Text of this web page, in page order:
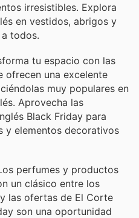
irresistibles. Explora
en vestidos, abrigos y
todos.
tu espacio con las
ofrecen una excelente
muy populares en
Aprovecha las
Black Friday para
y elementos decorativos
perfumes y productos
un clásico entre los
las ofertas de El Corte
son una oportunidad